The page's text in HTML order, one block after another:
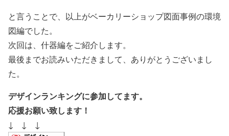
と言うことで、以上がベーカリーショップ図面事例の環境
図編でした。
次回は、什器編をご紹介します。
最後までお読みいただきまして、ありがとうございまし
た。
デザインランキングに参加してます。
応援お願い致します！
↓ ↓ ↓